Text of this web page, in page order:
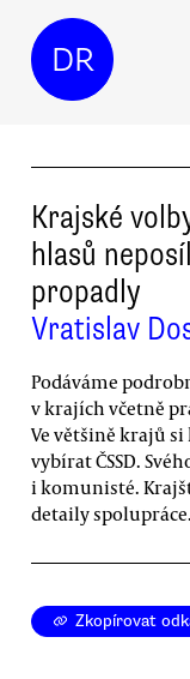
DR
Krajské
hlasů
propadly
Vratislav
Podáváme
v krajích včetně
Ve většině krajů
vybírat ČSSD.
i komunisté.
detaily spolupráce.
Zkopírovat